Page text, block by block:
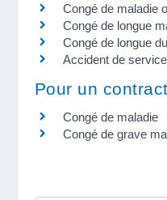
Congé de maladie
Congé de longue
Congé de longue
Accident de
Pour un
Congé de maladie
Congé de grave